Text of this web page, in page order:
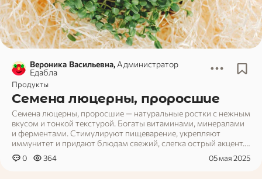
Вероника Васильевна, Администратор
Едабла
Продукты
Семена люцерны, проросшие
Семена люцерны, проросшие — натуральные ростки с нежным
вкусом и тонкой текстурой. Богаты витаминами, минералами
и ферментами. Стимулируют пищеварение, укрепляют
иммунитет и придают блюдам свежий, слегка острый акцент.
Идеальны для салатов, смузи и закусок.
0 364 05 мая 2025